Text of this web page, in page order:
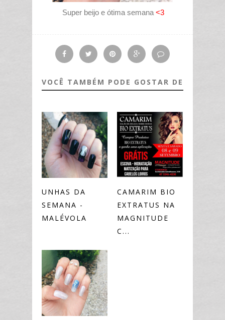
Super beijo e ótima semana <3
VOCÊ TAMBÉM PODE GOSTAR DE
UNHAS DA
SEMANA -
MALÉVOLA
CAMARIM BIO
EXTRATUS NA
MAGNITUDE
C...